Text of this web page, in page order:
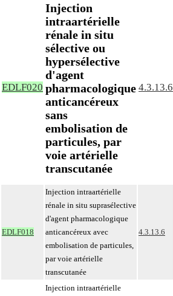
EDLF020
Injection
intraartérielle
rénale in situ
sélective ou
hypersélective
d'agent
pharmacologique
anticancéreux
sans
embolisation de
particules, par
voie artérielle
transcutanée
4.3.13.6
EDLF018
Injection intraartérielle
rénale in situ suprasélective
d'agent pharmacologique
anticancéreux avec
embolisation de particules,
par voie artérielle
transcutanée
4.3.13.6
Injection intraartérielle